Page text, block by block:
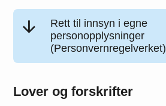
Rett til innsyn i egne
personopplysninger
(Personvernregelverket)
Lover og forskrifter